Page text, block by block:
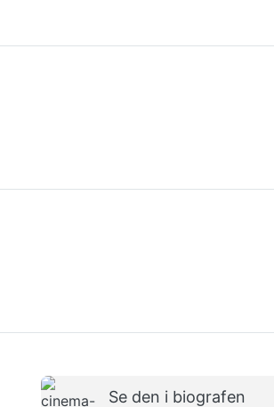
Se den i biografen